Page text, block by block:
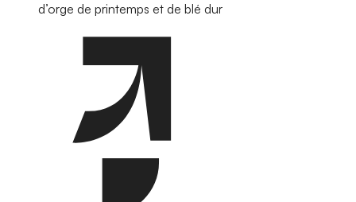
d’orge de printemps et de blé dur